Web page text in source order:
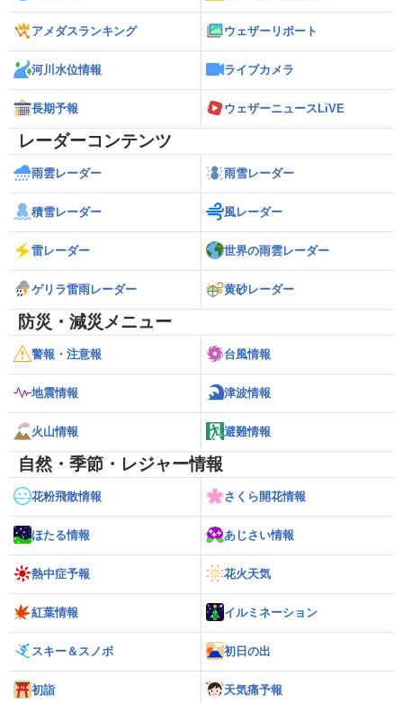
アメダスランキング ウェザーリポート
河川水位情報 ライブカメラ
長期予報 ウェザーニュースLiVE
レーダーコンテンツ
雨雲レーダー 雨雪レーダー
積雪レーダー 風レーダー
雷レーダー 世界の雨雲レーダー
ゲリラ雷雨レーダー 黄砂レーダー
防災・減災メニュー
警報・注意報 台風情報
地震情報 津波情報
火山情報 避難情報
自然・季節・レジャー情報
花粉飛散情報 さくら開花情報
ほたる情報 あじさい情報
熱中症予報 花火天気
紅葉情報 イルミネーション
スキー＆スノボ 初日の出
初詣 天気痛予報